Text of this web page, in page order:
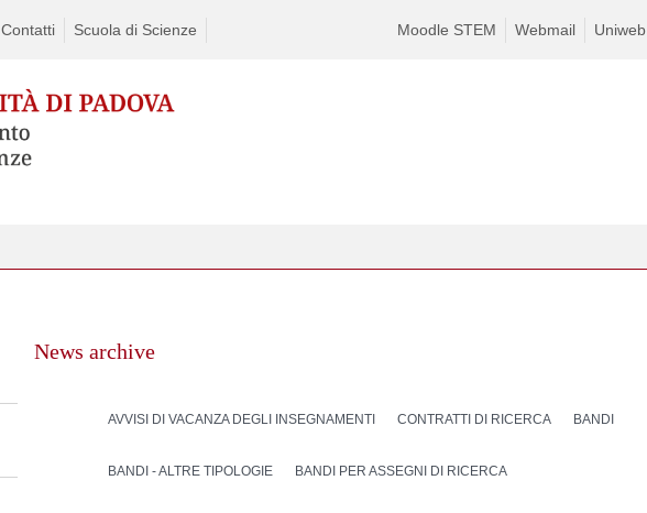
Contatti Scuola di Scienze Moodle STEM Webmail Uniweb
News archive
AVVISI DI VACANZA DEGLI INSEGNAMENTI CONTRATTI DI RICERCA BANDI
BANDI - ALTRE TIPOLOGIE BANDI PER ASSEGNI DI RICERCA